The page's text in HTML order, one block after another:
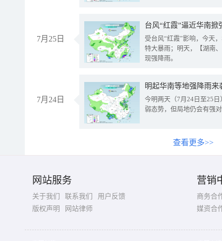
7月25日
台风“红霞”逼近华南
受台风“红霞”影响，今天
特大暴雨；明天，【湖南
现强降雨。
7月24日
明起华南等地强降雨
今明两天（7月24日至25
弱态势，但局地仍会有强
查看更多>>
网站服务
关于我们 联系我们
用户反馈
版权声明
网站律师
营销
商务合
媒资合